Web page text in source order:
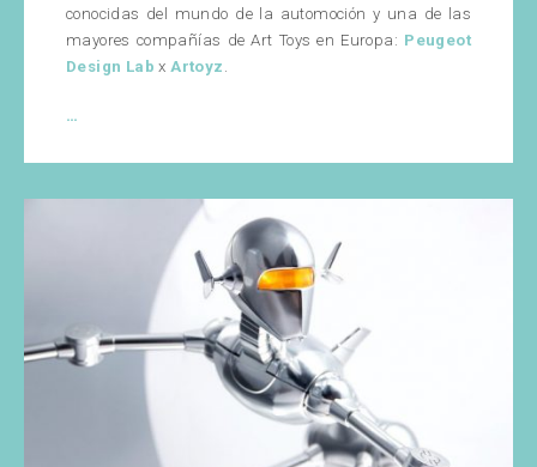
conocidas del mundo de la automoción y una de las
mayores compañías de Art Toys en Europa: Peugeot
Design Lab x Artoyz
…
Art
Toy